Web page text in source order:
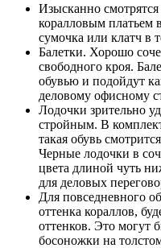
Изысканно смотрятся
коралловым платьем
сумочка или клатч в
Балетки. Хорошо
свободного кроя.
обувью и подойдут
деловому офисному
Лодочки зрительно
стройным. В
такая обувь
Черные лодочки в
цвета длиной чуть
для деловых
Для повседневного
оттенка кораллов,
оттенков. Это могут
босоножки на